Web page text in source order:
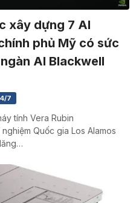
xây dựng 7 AI
phủ Mỹ có sức
AI Blackwell
7
tính Vera Rubin
Quốc gia Los Alamos